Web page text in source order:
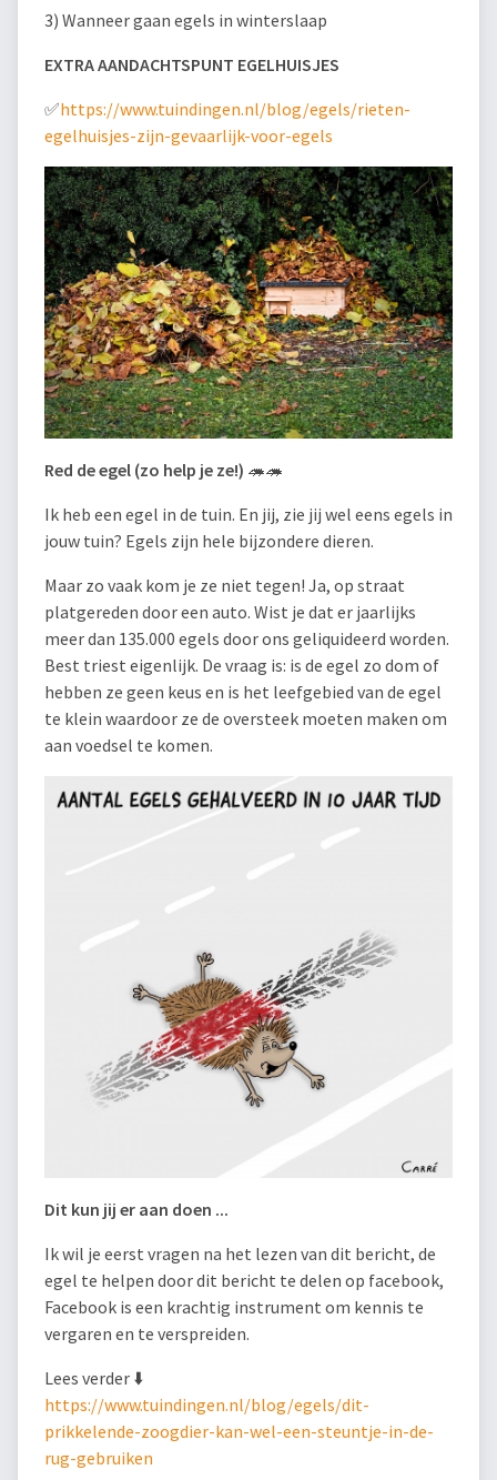
3) Wanneer gaan egels in winterslaap
EXTRA AANDACHTSPUNT EGELHUISJES
✅https://www.tuindingen.nl/blog/egels/rieten-
egelhuisjes-zijn-gevaarlijk-voor-egels
Red de egel (zo help je ze!) 🦔🦔
Ik heb een egel in de tuin. En jij, zie jij wel eens egels in
jouw tuin? Egels zijn hele bijzondere dieren.
Maar zo vaak kom je ze niet tegen! Ja, op straat
platgereden door een auto. Wist je dat er jaarlijks
meer dan 135.000 egels door ons geliquideerd worden.
Best triest eigenlijk. De vraag is: is de egel zo dom of
hebben ze geen keus en is het leefgebied van de egel
te klein waardoor ze de oversteek moeten maken om
aan voedsel te komen.
Dit kun jij er aan doen ...
Ik wil je eerst vragen na het lezen van dit bericht, de
egel te helpen door dit bericht te delen op facebook,
Facebook is een krachtig instrument om kennis te
vergaren en te verspreiden.
Lees verder ⬇️
https://www.tuindingen.nl/blog/egels/dit-
prikkelende-zoogdier-kan-wel-een-steuntje-in-de-
rug-gebruiken